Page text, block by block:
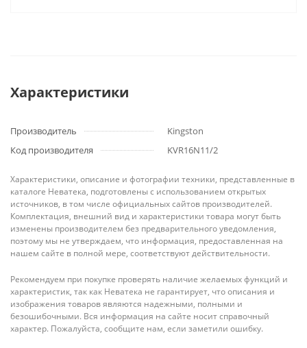
Характеристики
Производитель
Kingston
Код производителя
KVR16N11/2
Характеристики, описание и фотографии техники, представленные в
каталоге Неватека, подготовлены с использованием открытых
источников, в том числе официальных сайтов производителей.
Комплектация, внешний вид и характеристики товара могут быть
изменены производителем без предварительного уведомления,
поэтому мы не утверждаем, что информация, предоставленная на
нашем сайте в полной мере, соответствуют действительности.
Рекомендуем при покупке проверять наличие желаемых функций и
характеристик, так как Неватека не гарантирует, что описания и
изображения товаров являются надежными, полными и
безошибочными. Вся информация на сайте носит справочный
характер. Пожалуйста, сообщите нам, если заметили ошибку.